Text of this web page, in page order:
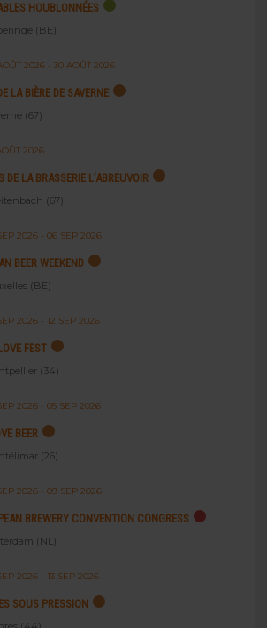
HOUBLONNÉES
(BE)
2026- 30 AOÛT 2026
LA BIÈRE DE SAVERNE
(67)
2026
DE LA BRASSERIE L’ABREUVOIR
(67)
2026- 06 SEP 2026
BEER WEEKEND
(BE)
2026- 12 SEP 2026
FEST
(34)
2026- 05 SEP 2026
BEER
(26)
2026- 09 SEP 2026
BREWERY CONVENTION CONGRESS
(NL)
2026- 13 SEP 2026
SOUS PRESSION